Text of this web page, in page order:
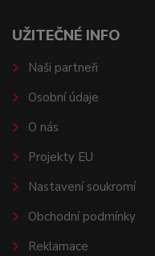
UŽITEČNÉ INFO
Naši partneři
Osobní údaje
O nás
Projekty EU
Nastavení soukromí
Obchodní podmínky
Reklamace